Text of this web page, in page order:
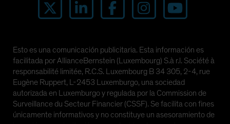
Esto es una comunicación publicitaria. Esta información es
facilitada por AllianceBernstein (Luxembourg) S.à r.l. Société à
responsabilité limitée, R.C.S. Luxembourg B 34 305, 2-4, rue
Eugène Ruppert, L-2453 Luxemburgo, una sociedad
autorizada en Luxemburgo y regulada por la Commission de
Surveillance du Secteur Financier (CSSF). Se facilita con fines
únicamente informativos y no constituye un asesoramiento de